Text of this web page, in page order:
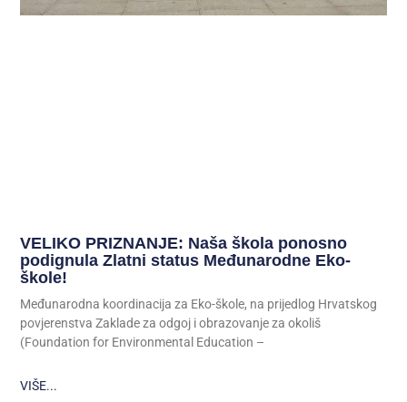
VELIKO PRIZNANJE: Naša škola ponosno
podignula Zlatni status Međunarodne Eko-
škole!
Međunarodna koordinacija za Eko-škole, na prijedlog Hrvatskog
povjerenstva Zaklade za odgoj i obrazovanje za okoliš
(Foundation for Environmental Education –
VIŠE...